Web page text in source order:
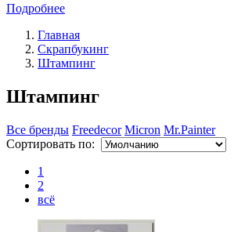
Подробнее
Главная
Скрапбукинг
Штампинг
Штампинг
Все бренды Freedecor Micron Mr.Painter
Сортировать по:
1
2
всё